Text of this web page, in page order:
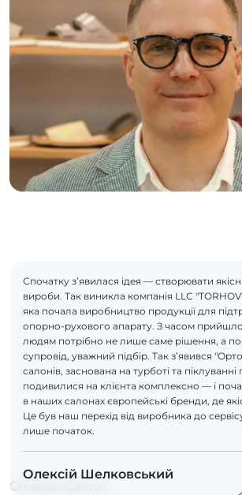
Спочатку з’явилася ідея — створювати
вироби. Так виникла компанія LLC
яка почала виробництво продукції для
опорно-рухового апарату. З часом
людям потрібно не лише саме рішення, а
супровід, уважний підбір. Так з’явився
салонів, заснована на турботі та
подивилися на клієнта комплексно — і
в наших салонах європейські бренди, де
Це був наш перехід від виробника до
лише початок.
Олексій Шелковський
Співзасновник